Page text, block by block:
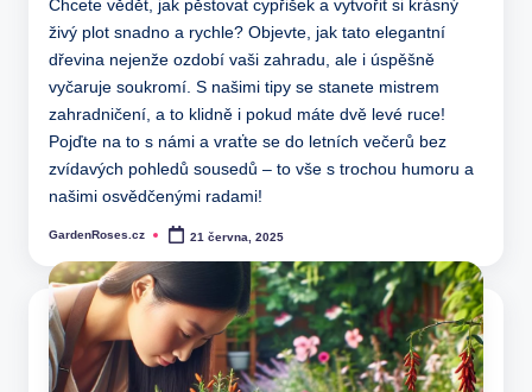
Chcete vědět, jak pěstovat cypřišek a vytvořit si krásný
živý plot snadno a rychle? Objevte, jak tato elegantní
dřevina nejenže ozdobí vaši zahradu, ale i úspěšně
vyčaruje soukromí. S našimi tipy se stanete mistrem
zahradničení, a to klidně i pokud máte dvě levé ruce!
Pojďte na to s námi a vraťte se do letních večerů bez
zvídavých pohledů sousedů – to vše s trochou humoru a
našimi osvědčenými radami!
Posted
GardenRoses.cz 21 června, 2025